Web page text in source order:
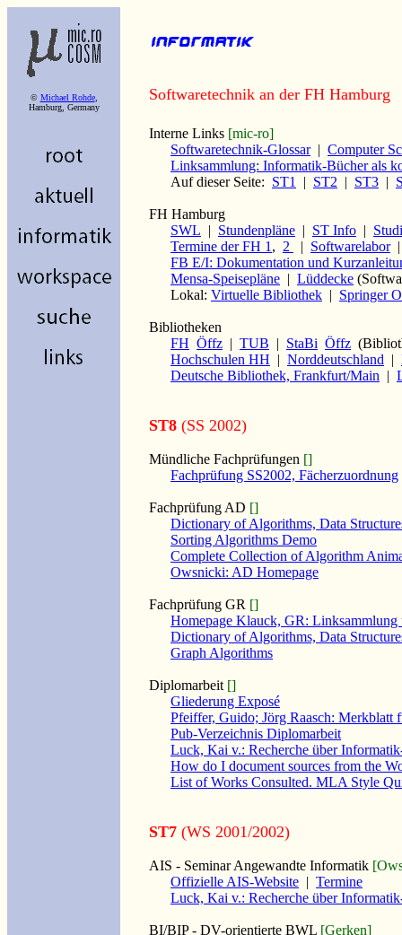
© Michael Rohde,
Hamburg, Germany
Softwaretechnik an der FH Hamburg
Interne Links [mic-ro]
Softwaretechnik-Glossar| Computer
Linksammlung: Informatik-Bücher als
Auf dieser Seite: ST1 | ST2 | ST3 |
FH Hamburg
SWL | Stundenpläne | ST Info |
Termine der FH 1 , 2 | Softwarelabor
FB E/I: Dokumentation und
Mensa-Speisepläne | Lüddecke
Lokal: Virtuelle Bibliothek | Springer
Bibliotheken
FH Öffz | TUB | StaBi Öffz
Hochschulen HH | Norddeutschland |
Deutsche Bibliothek, Frankfurt/Main |
ST8 (SS 2002)
Mündliche Fachprüfungen []
Fachprüfung SS2002, Fächerzuordnung
Fachprüfung AD []
Dictionary of Algorithms, Data
Sorting Algorithms Demo
Complete Collection of Algorithm
Owsnicki: AD Homepage
Fachprüfung GR []
Homepage Klauck, GR: Linksammlung
Dictionary of Algorithms, Data
Graph Algorithms
Diplomarbeit []
Gliederung Exposé
Pfeiffer, Guido; Jörg Raasch: Merkblatt
Pub-Verzeichnis Diplomarbeit
Luck, Kai v.: Recherche über
How do I document sources from the
List of Works Consulted. MLA Style
ST7 (WS 2001/2002)
AIS - Seminar Angewandte Informatik
Offizielle AIS-Website | Termine
Luck, Kai v.: Recherche über
BI/BIP - DV-orientierte BWL [Gerken]